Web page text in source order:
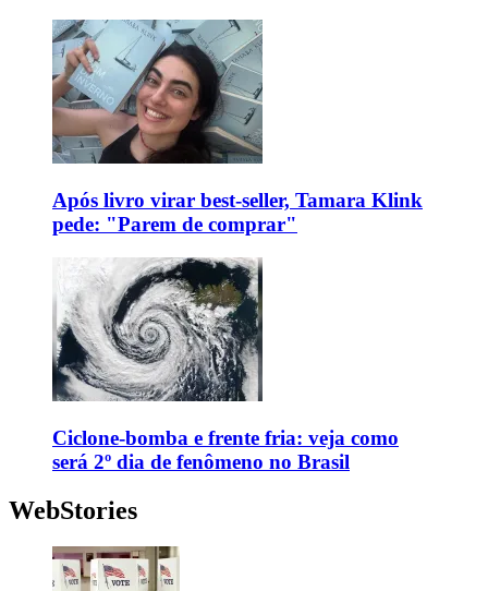
Após livro virar best-seller, Tamara Klink
pede: "Parem de comprar"
Ciclone-bomba e frente fria: veja como
será 2º dia de fenômeno no Brasil
WebStories